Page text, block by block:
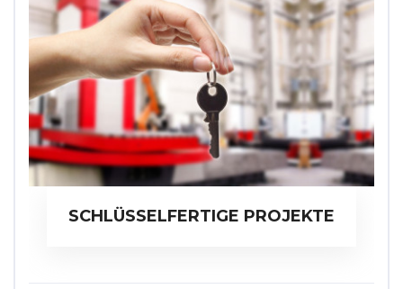
SCHLÜSSELFERTIGE PROJEKTE